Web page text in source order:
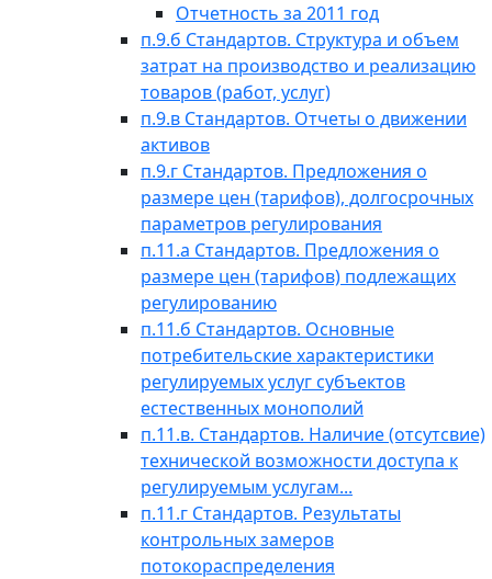
Отчетность за 2011 год
п.9.б Стандартов. Структура и объем
затрат на производство и реализацию
товаров (работ, услуг)
п.9.в Стандартов. Отчеты о движении
активов
п.9.г Стандартов. Предложения о
размере цен (тарифов), долгосрочных
параметров регулирования
п.11.а Стандартов. Предложения о
размере цен (тарифов) подлежащих
регулированию
п.11.б Стандартов. Основные
потребительские характеристики
регулируемых услуг субъектов
естественных монополий
п.11.в. Стандартов. Наличие (отсутсвие)
технической возможности доступа к
регулируемым услугам...
п.11.г Стандартов. Результаты
контрольных замеров
потокораспределения